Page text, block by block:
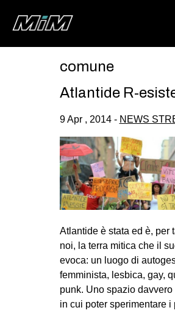
DEGENERAZIONE
GAZA FREESTYLE
CSOA LAMBRETTA
STUDENTI
ZAM
MILANO
MOBILITAZIONI
comune
Atlantide R-
9 Apr , 2014 - NEWS
Atlantide è stata ed è, per
noi, la terra mitica che il
evoca: un luogo di
femminista, lesbica, gay,
punk. Uno spazio davvero
in cui poter sperimentare i